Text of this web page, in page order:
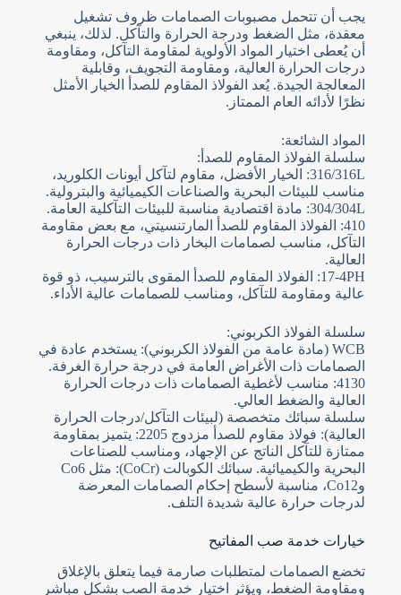
يجب أن تتحمل مصبوبات الصمامات ظروف تشغيل
معقدة، مثل الضغط ودرجة الحرارة والتآكل. لذلك، ينبغي
أن يُعطى اختيار المواد الأولوية لمقاومة التآكل، ومقاومة
درجات الحرارة العالية، ومقاومة التجويف، وقابلية
المعالجة الجيدة. يُعد الفولاذ المقاوم للصدأ الخيار الأمثل
نظرًا لأدائه العام الممتاز.
المواد الشائعة:
سلسلة الفولاذ المقاوم للصدأ:
316/316L: الخيار الأفضل، مقاوم لتآكل أيونات الكلوريد،
مناسب للبيئات البحرية والصناعات الكيميائية والبترولية.
304/304L: مادة اقتصادية مناسبة للبيئات التآكلية العامة.
410: الفولاذ المقاوم للصدأ المارتنسيتي، مع بعض مقاومة
التآكل، مناسب لصمامات البخار ذات درجات الحرارة
العالية.
17-4PH: الفولاذ المقاوم للصدأ المقوى بالترسيب، ذو قوة
عالية ومقاومة للتآكل، ومناسب للصمامات عالية الأداء.
سلسلة الفولاذ الكربوني:
WCB (مادة عامة من الفولاذ الكربوني): يستخدم عادة في
الصمامات ذات الأغراض العامة في درجة حرارة الغرفة.
4130: مناسب لأغطية الصمامات ذات درجات الحرارة
العالية والضغط العالي.
سلسلة سبائك متخصصة (لبيئات التآكل/درجات الحرارة
العالية): فولاذ مقاوم للصدأ مزدوج 2205: يتميز بمقاومة
ممتازة للتآكل الناتج عن الإجهاد، ومناسب للصناعات
البحرية والكيميائية. سبائك الكوبالت (CoCr): مثل Co6
وCo12، مناسبة لأسطح إحكام الصمامات المعرضة
لدرجات حرارة عالية شديدة التلف.
خيارات خدمة صب المفاتيح
تخضع الصمامات لمتطلبات صارمة فيما يتعلق بالإغلاق
ومقاومة الضغط، ويؤثر اختيار خدمة الصب بشكل مباشر